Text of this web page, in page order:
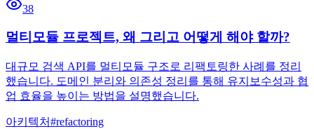
38
멀티모듈 프로젝트, 왜 그리고 어떻게 해야 할까?
대규모 검색 API를 멀티모듈 구조로 리팩토링한 사례를 정리
했습니다. 도메인 분리와 의존성 정리를 통해 유지보수성과 협
업 효율을 높이는 방법을 설명했습니다.
아키텍처#refactoring